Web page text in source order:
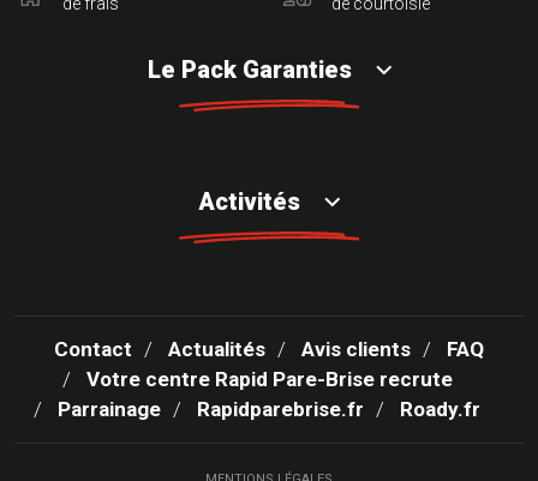
Le Pack Garanties
Activités
Contact Actualités Avis clients
FAQ
Votre centre Rapid Pare-Brise recrute
Parrainage
Rapidparebrise.fr Roady.fr